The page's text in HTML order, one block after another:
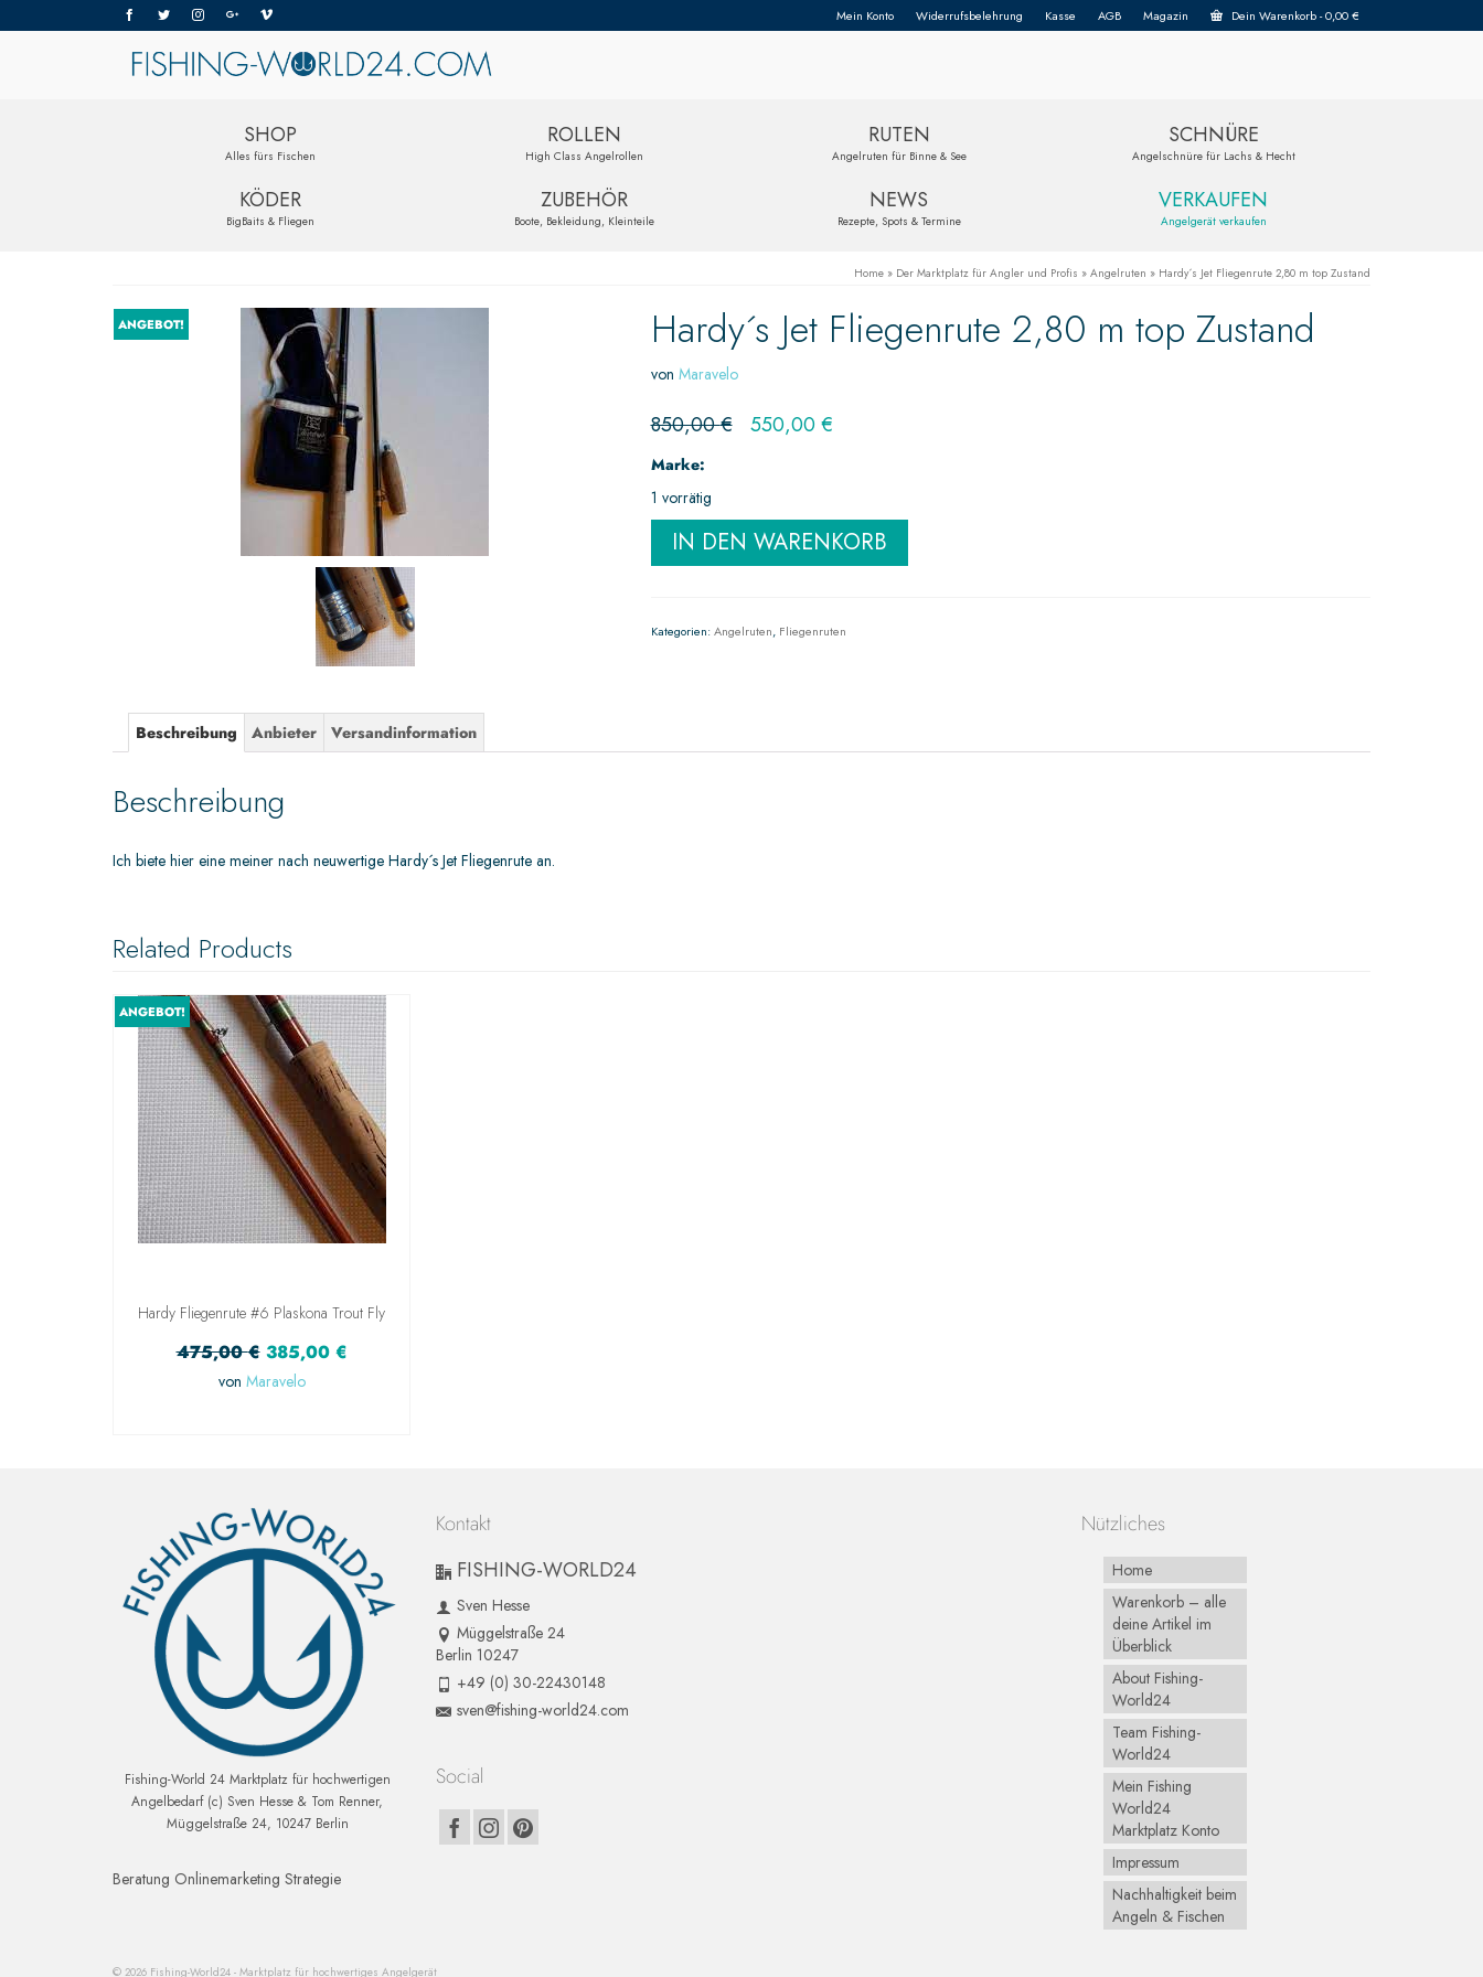
Mein Konto Widerrufsbelehrung Kasse AGB Magazin Dein Warenkorb-0,00€
SHOP
Alles fürs Fischen
ROLLEN
High Class Angelrollen
RUTEN
Angelruten für Binne & See
SCHNÜRE
Angelschnüre für Lachs & Hecht
KÖDER
BigBaits & Fliegen
ZUBEHÖR
Boote, Bekleidung, Kleinteile
NEWS
Rezepte, Spots & Termine
VERKAUFEN
Angelgerät verkaufen
Home » Der Marktplatz für Angler und Profis » Angelruten » Hardy´s Jet Fliegenrute 2,80 m top Zustand
ANGEBOT! Hardy´s Jet Fliegenrute 2,80 m top Zustand
von Maravelo
850,00€ 550,00€
Marke:
1 vorrätig
IN DEN WARENKORB
Kategorien:Angelruten, Fliegenruten
Beschreibung Anbieter Versandinformation
Beschreibung
Ich biete hier eine meiner nach neuwertige Hardy´s Jet Fliegenrute an.
Related Products
ANGEBOT!
Hardy Fliegenrute #6 Plaskona Trout Fly
475,00€ 385,00 €
von Maravelo
Fishing-World 24 Marktplatz für hochwertigen
Angelbedarf (c) Sven Hesse & Tom Renner,
Müggelstraße 24, 10247 Berlin
Beratung Onlinemarketing Strategie
Kontakt
FISHING-WORLD24
Sven Hesse
Müggelstraße 24
Berlin 10247
+49 (0) 30-22430148
sven@fishing-world24.com
Social
Nützliches
Home
Warenkorb – alle
deine Artikel im
Überblick
About Fishing-
World24
Team Fishing-
World24
Mein Fishing
World24
Marktplatz Konto
Impressum
Nachhaltigkeit beim
Angeln & Fischen
© 2026 Fishing-World24 - Marktplatz für hochwertiges Angelgerät